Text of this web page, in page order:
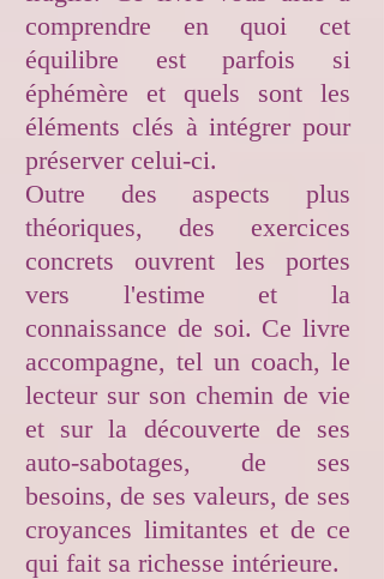
comprendre en quoi cet
équilibre est parfois si
éphémère et quels sont les
éléments clés à intégrer pour
préserver celui-ci.
Outre des aspects plus
théoriques, des exercices
concrets ouvrent les portes
vers l'estime et la
connaissance de soi. Ce livre
accompagne, tel un coach, le
lecteur sur son chemin de vie
et sur la découverte de ses
auto-sabotages, de ses
besoins, de ses valeurs, de ses
croyances limitantes et de ce
qui fait sa richesse intérieure.